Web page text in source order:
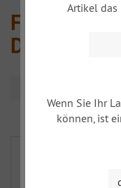
Dichtungen
Artikel das
Wenn Sie Ihr
können, ist